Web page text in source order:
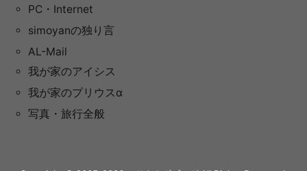
PC・Internet
simoyanの独り言
AL-Mail
我が家のアイシス
我が家のプリウスα
写真・旅行全般